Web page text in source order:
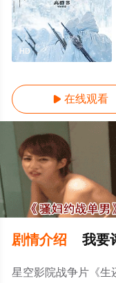
HD
 在线观看
剧情介绍 我要
星空影院战争片《生